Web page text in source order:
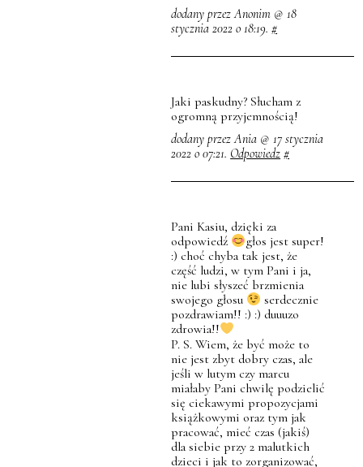
dodany przez Anonim @ 18
stycznia 2022 o 18:19.#
Jaki paskudny? Słucham z
ogromną przyjemnością!
dodany przez Ania @ 17 stycznia
2022 o 07:21. Odpowiedz #
Pani Kasiu, dzięki za
odpowiedź
głos jest super!
:) choć chyba tak jest, że
część ludzi, w tym Pani i ja,
nie lubi słyszeć brzmienia
swojego głosu
serdecznie
pozdrawiam!! :) :) duuuzo
zdrowia!!
P. S. Wiem, że być może to
nie jest zbyt dobry czas, ale
jeśli w lutym czy marcu
miałaby Pani chwilę podzielić
się ciekawymi propozycjami
książkowymi oraz tym jak
pracować, mieć czas (jakiś)
dla siebie przy 2 malutkich
dzieci i jak to zorganizować,